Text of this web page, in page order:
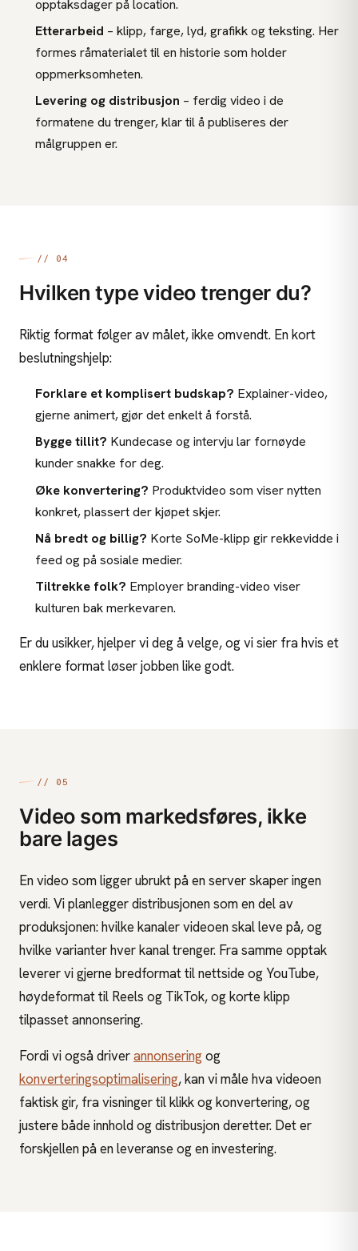
opptaksdager på location.
Etterarbeid – klipp, farge, lyd, grafikk og teksting. Her
formes råmaterialet til en historie som holder
oppmerksomheten.
Levering og distribusjon – ferdig video i de
formatene du trenger, klar til å publiseres der
målgruppen er.
// 04
Hvilken type video trenger du?
Riktig format følger av målet, ikke omvendt. En kort
beslutningshjelp:
Forklare et komplisert budskap? Explainer-video,
gjerne animert, gjør det enkelt å forstå.
Bygge tillit? Kundecase og intervju lar fornøyde
kunder snakke for deg.
Øke konvertering? Produktvideo som viser nytten
konkret, plassert der kjøpet skjer.
Nå bredt og billig? Korte SoMe-klipp gir rekkevidde i
feed og på sosiale medier.
Tiltrekke folk? Employer branding-video viser
kulturen bak merkevaren.
Er du usikker, hjelper vi deg å velge, og vi sier fra hvis et
enklere format løser jobben like godt.
// 05
Video som markedsføres, ikke
bare lages
En video som ligger ubrukt på en server skaper ingen
verdi. Vi planlegger distribusjonen som en del av
produksjonen: hvilke kanaler videoen skal leve på, og
hvilke varianter hver kanal trenger. Fra samme opptak
leverer vi gjerne bredformat til nettside og YouTube,
høydeformat til Reels og TikTok, og korte klipp
tilpasset annonsering.
Fordi vi også driverannonseringog
konverteringsoptimalisering, kan vi måle hva videoen
faktisk gir, fra visninger til klikk og konvertering, og
justere både innhold og distribusjon deretter. Det er
forskjellen på en leveranse og en investering.